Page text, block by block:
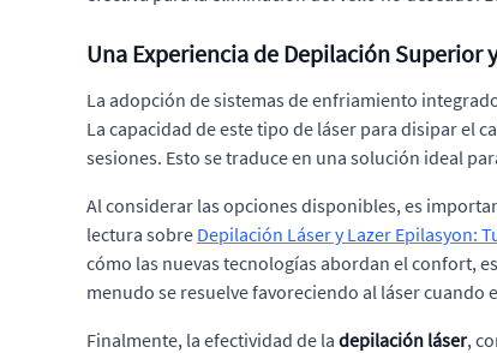
Una Experiencia de Depilación Superior
La adopción de sistemas de enfriamiento
La capacidad de este tipo de láser para disipar el
sesiones. Esto se traduce en una solución ideal
Al considerar las opciones disponibles, es
lectura sobre Depilación Láser y Lazer Epilasyon:
cómo las nuevas tecnologías abordan el confort,
menudo se resuelve favoreciendo al láser
Finalmente, la efectividad de la depilación láser,